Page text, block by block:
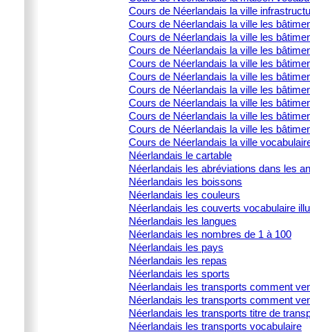
Cours de Néerlandais la ville
Cours de Néerlandais la ville les
Cours de Néerlandais la ville les
Cours de Néerlandais la ville les
Cours de Néerlandais la ville les
Cours de Néerlandais la ville les
Cours de Néerlandais la ville les
Cours de Néerlandais la ville les
Cours de Néerlandais la ville les
Cours de Néerlandais la ville les
Cours de Néerlandais la ville
Néerlandais le cartable
Néerlandais les abréviations dans les
Néerlandais les boissons
Néerlandais les couleurs
Néerlandais les couverts vocabulaire
Néerlandais les langues
Néerlandais les nombres de 1 à 100
Néerlandais les pays
Néerlandais les repas
Néerlandais les sports
Néerlandais les transports comment
Néerlandais les transports comment
Néerlandais les transports titre de
Néerlandais les transports vocabulaire